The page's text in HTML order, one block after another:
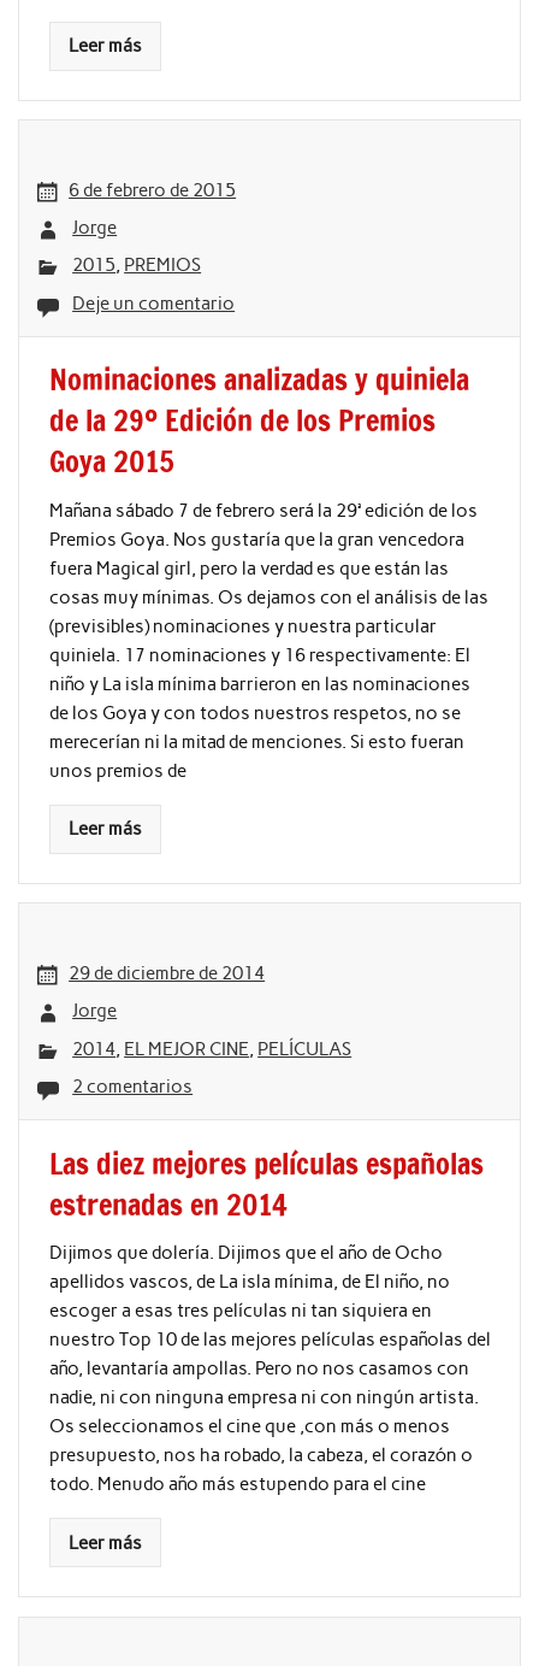
Leer más
6 de febrero de 2015
Jorge
2015, PREMIOS
Deje un comentario
Nominaciones analizadas y quiniela
de la 29º Edición de los Premios
Goya 2015
Mañana sábado 7 de febrero será la 29ª edición de los
Premios Goya. Nos gustaría que la gran vencedora
fuera Magical girl, pero la verdad es que están las
cosas muy mínimas. Os dejamos con el análisis de las
(previsibles) nominaciones y nuestra particular
quiniela. 17 nominaciones y 16 respectivamente: El
niño y La isla mínima barrieron en las nominaciones
de los Goya y con todos nuestros respetos, no se
merecerían ni la mitad de menciones. Si esto fueran
unos premios de
Leer más
29 de diciembre de 2014
Jorge
2014 EL MEJOR CINE PELÍCULAS
2 comentarios
Las diez mejores películas españolas
estrenadas en 2014
Dijimos que dolería. Dijimos que el año de Ocho
apellidos vascos, de La isla mínima, de El niño, no
escoger a esas tres películas ni tan siquiera en
nuestro Top 10 de las mejores películas españolas del
año, levantaría ampollas. Pero no nos casamos con
nadie, ni con ninguna empresa ni con ningún artista.
Os seleccionamos el cine que ,con más o menos
presupuesto, nos ha robado, la cabeza, el corazón o
todo. Menudo año más estupendo para el cine
Leer más